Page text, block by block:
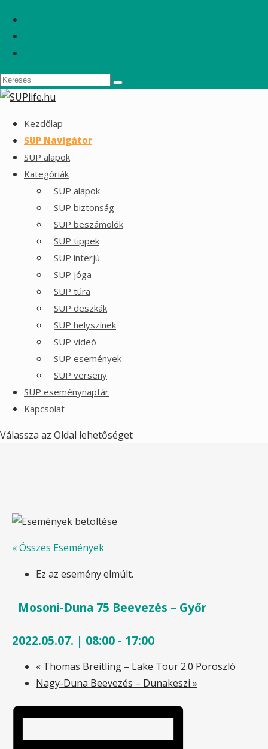
Kezdőlap
SUP Navigátor
SUP alapok
Kategóriák
SUP alapok
SUP biztonság
SUP beszámolók
SUP tippek
SUP interjú
SUP jóga
SUP túra
SUP deszkák
SUP helyszínek
SUP videó
SUP események
SUP verseny
SUP eseménynaptár
Kapcsolat
Válassza az Oldal lehetőséget
« Összes Események
Ez az esemény elmúlt.
Mosoni-Duna 75 Beevezés – Győr
2022.05.07. | 08:00 - 17:00
« Thomas Breitling – Lake Tour 2.0 Poroszló
Nagy-Duna Beevezés – Dunakeszi »